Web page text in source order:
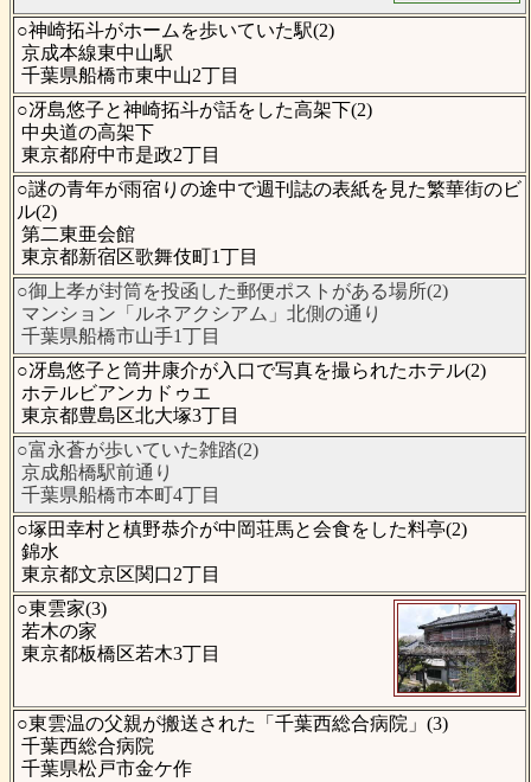
○神崎拓斗がホームを歩いていた駅(2)
京成本線東中山駅
千葉県船橋市東中山2丁目
○冴島悠子と神崎拓斗が話をした高架下(2)
中央道の高架下
東京都府中市是政2丁目
○謎の青年が雨宿りの途中で週刊誌の表紙を見た繁華街のビ
ル(2)
第二東亜会館
東京都新宿区歌舞伎町1丁目
○御上孝が封筒を投函した郵便ポストがある場所(2)
マンション「ルネアクシアム」北側の通り
千葉県船橋市山手1丁目
○冴島悠子と筒井康介が入口で写真を撮られたホテル(2)
ホテルビアンカドゥエ
東京都豊島区北大塚3丁目
○富永蒼が歩いていた雑踏(2)
京成船橋駅前通り
千葉県船橋市本町4丁目
○塚田幸村と槙野恭介が中岡荘馬と会食をした料亭(2)
錦水
東京都文京区関口2丁目
○東雲家(3)
若木の家
東京都板橋区若木3丁目
○東雲温の父親が搬送された「千葉西総合病院」(3)
千葉西総合病院
千葉県松戸市金ケ作